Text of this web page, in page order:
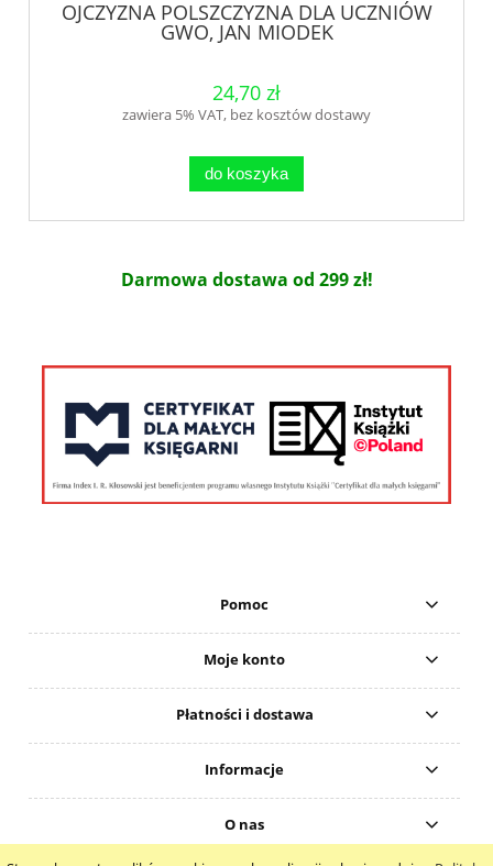
OJCZYZNA POLSZCZYZNA DLA UCZNIÓW
GWO, JAN MIODEK
24,70 zł
zawiera 5% VAT, bez kosztów dostawy
do koszyka
Darmowa dostawa od 299 zł!
Pomoc
Moje konto
Płatności i dostawa
Informacje
O nas